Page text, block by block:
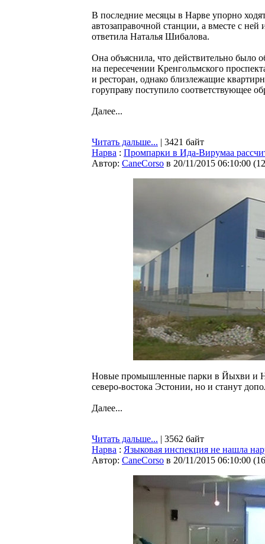
В последние месяцы в Нарве упорно
автозаправочной станции, а вместе с
ответила Наталья Шибалова.
Она объяснила, что действительно было
на пересечении Кренгольмского
и ресторан, однако близлежащие
горуправу поступило соответствующее
Далее...
Читать дальше... | 3421 байт
Нарва : Промпарки в Ида-Вирумаа
Автор: CaneCorso в 20/11/2015 06:10:00 (
Новые промышленные парки в Йыхви и
северо-востока Эстонии, но и станут
Далее...
Читать дальше... | 3562 байт
Нарва : Языковая инспекция не нашла
Автор: CaneCorso в 20/11/2015 06:10:00 (